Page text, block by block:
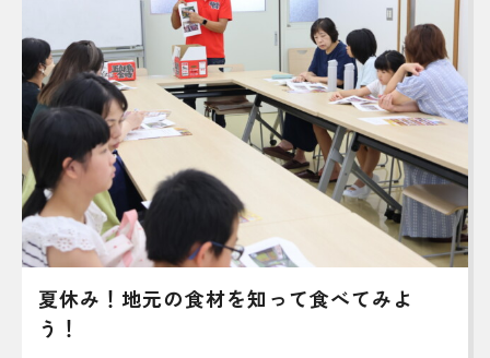
夏休み！地元の食材を知って食べてみよ
う！